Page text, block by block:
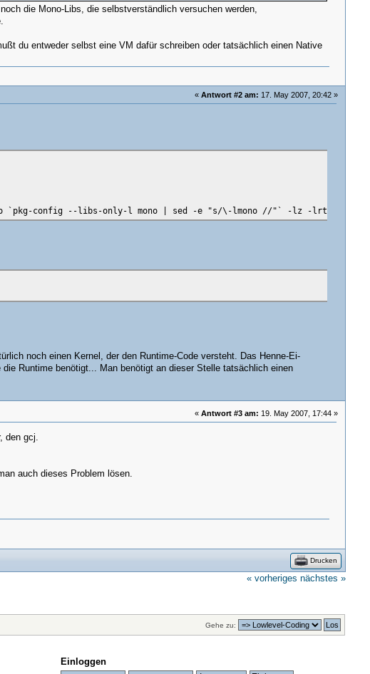
die Mono-Libs, die selbstverständlich versuchen werden,
du entweder selbst eine VM dafür schreiben oder tatsächlich einen Native
«Antwort #2 am: 17. May 2007, 20:42 »
`pkg-config --libs-only-l mono | sed -e "s/\-lmono //"` -lz -lrt loader.o
noch einen Kernel, der den Runtime-Code versteht. Das Henne-Ei-
Runtime benötigt... Man benötigt an dieser Stelle tatsächlich einen
«Antwort #3 am: 19. May 2007, 17:44 »
den gcj.
auch dieses Problem lösen.
Drucken
« vorheriges nächstes »
Gehe zu:
Einloggen